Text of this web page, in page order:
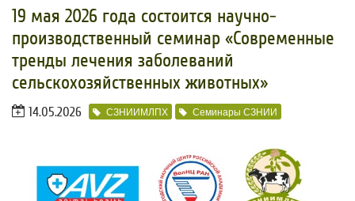
19 мая 2026 года состоится научно-
производственный семинар «Современные
тренды лечения заболеваний
сельскохозяйственных животных»
14.05.2026 СЗНИИМЛПХ Семинары СЗНИИ